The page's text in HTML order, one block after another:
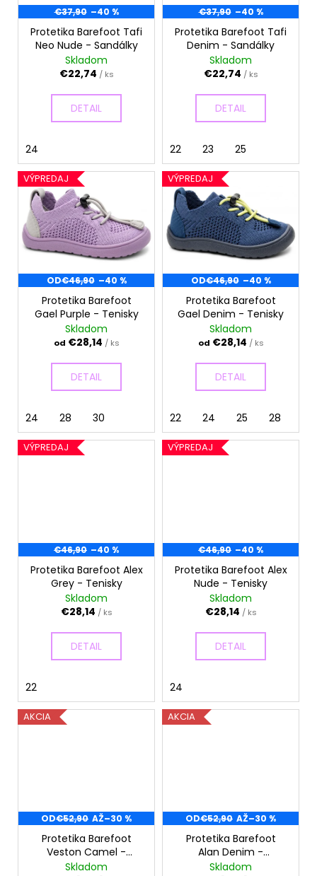
u
r €37,90 –40 %
Protetika Barefoot Tafi
Neo Nude - Sandálky
Skladom
€22,74 / ks
DETAIL
24
€37,90 –40 %
Protetika Barefoot Tafi
Denim - Sandálky
Skladom
€22,74 / ks
DETAIL
22 23 25
VÝPREDAJ
OD€46,90 –40 %
Protetika Barefoot
Gael Purple - Tenisky
Skladom
od €28,14 / ks
DETAIL
24 28 30
VÝPREDAJ
OD€46,90 –40 %
Protetika Barefoot
Gael Denim - Tenisky
Skladom
od €28,14 / ks
DETAIL
22 24 25 28
VÝPREDAJ
€46,90 –40 %
Protetika Barefoot Alex
Grey - Tenisky
Skladom
€28,14 / ks
DETAIL
22
VÝPREDAJ
€46,90 –40 %
Protetika Barefoot Alex
Nude - Tenisky
Skladom
€28,14 / ks
DETAIL
24
AKCIA
OD€52,90 AŽ–30 %
Protetika Barefoot
Veston Camel -
Celoročné topánky
Skladom
AKCIA
OD€52,90 AŽ–30 %
Protetika Barefoot
Alan Denim -
Celoročné topánky
Skladom
á
HĽADAŤ
O
d
o
r